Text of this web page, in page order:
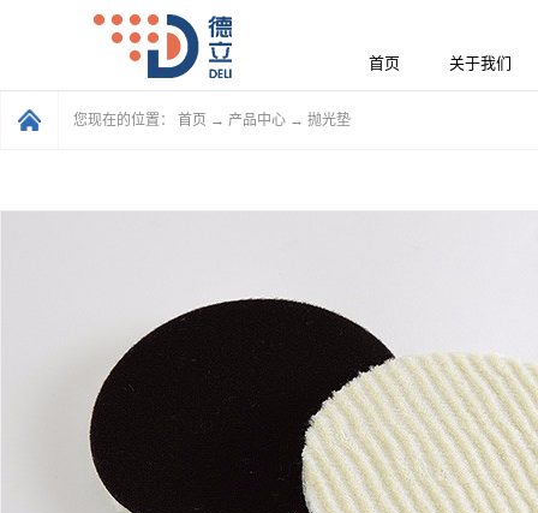
首页 关于我们
您现在的位置： 首页 → 产品中心 → 抛光垫